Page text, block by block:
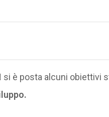
si è posta alcuni